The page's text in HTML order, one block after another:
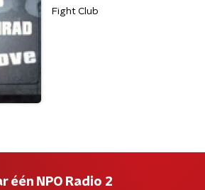
Fight Club
één NPO Radio 2